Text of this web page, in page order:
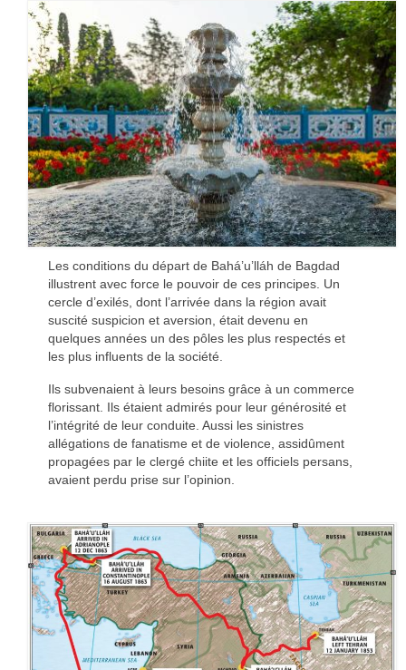
Les conditions du départ de Bahá’u’lláh de Bagdad
illustrent avec force le pouvoir de ces principes. Un
cercle d’exilés, dont l’arrivée dans la région avait
suscité suspicion et aversion, était devenu en
quelques années un des pôles les plus respectés et
les plus influents de la société.
Ils subvenaient à leurs besoins grâce à un commerce
florissant. Ils étaient admirés pour leur générosité et
l’intégrité de leur conduite. Aussi les sinistres
allégations de fanatisme et de violence, assidûment
propagées par le clergé chiite et les officiels persans,
avaient perdu prise sur l’opinion.